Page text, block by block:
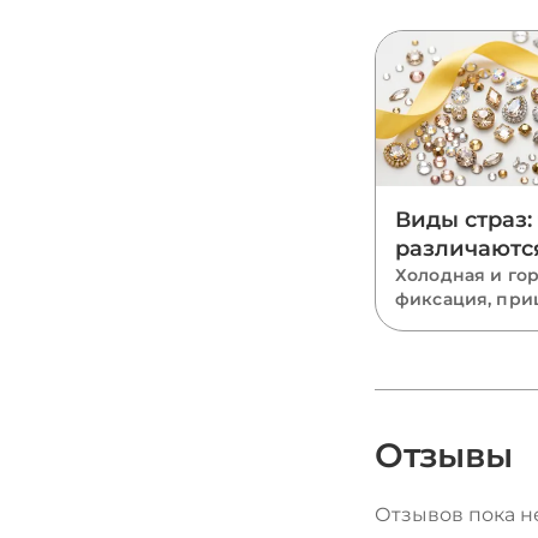
Виды страз:
какие
полный гид
Холодная и
фиксация,
страз и
костюмов,
маникюра.
Отзывы
Отзывов пока